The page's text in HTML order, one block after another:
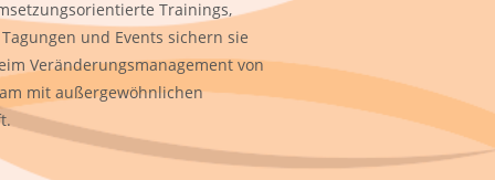
Trainings,
und Events sichern sie
Veränderungsmanagement von
mit außergewöhnlichen